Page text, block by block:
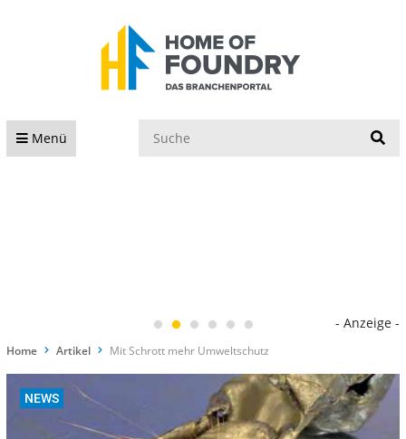
Menü
- Anzeige -
Home Artikel Mit Schrott mehr Umweltschutz
NEWS